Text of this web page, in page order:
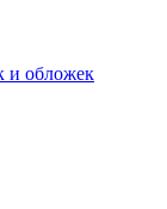
и обложек